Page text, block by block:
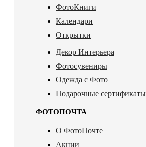
ФотоКниги
Календари
Открытки
Декор Интерьера
Фотосувениры
Одежда с Фото
Подарочные сертификаты
ФОТОПОЧТА
О ФотоПочте
Акции